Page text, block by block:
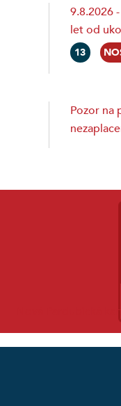
9.8.2026
let od
13
Pozor na
Nová Pardubická karta